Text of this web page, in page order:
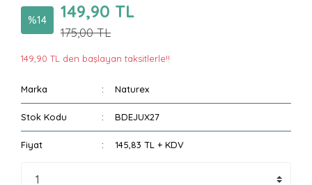
%14 149,90 TL
175,00 TL
149,90 TL den başlayan taksitlerle!!
Marka Naturex
Stok Kodu BDEJUX27
Fiyat 145,83 TL + KDV